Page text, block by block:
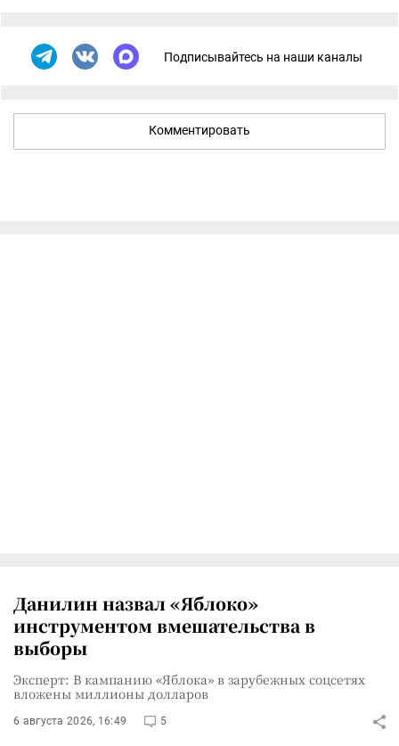
Подписывайтесь на наши каналы
Комментировать
Данилин назвал «Яблоко»
инструментом вмешательства в
выборы
Эксперт: В кампанию «Яблока» в зарубежных соцсетях
вложены миллионы долларов
6 августа 2026, 16:49 5